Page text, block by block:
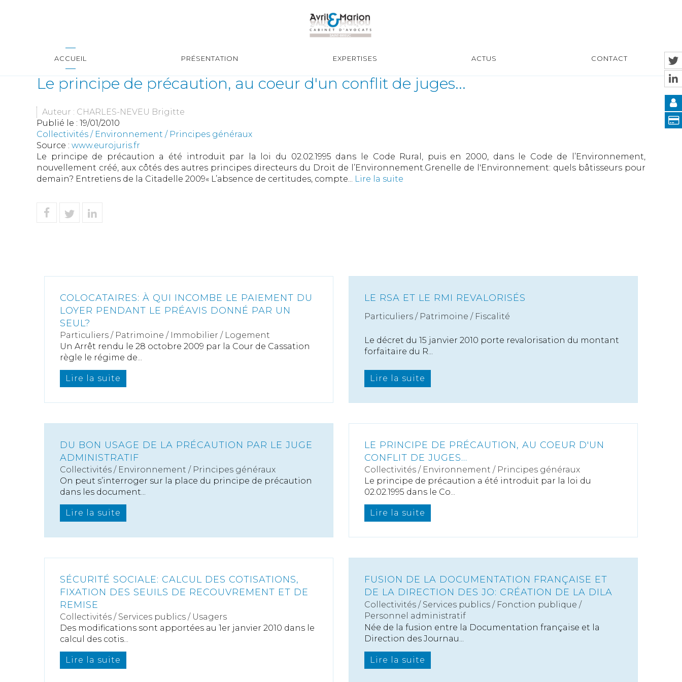
ACCUEIL PRÉSENTATION EXPERTISES ACTUS CONTACT
Le principe de précaution, au coeur d'un conflit de juges...
Auteur : CHARLES-NEVEU Brigitte
Publié le : 19/01/2010
Collectivités / Environnement / Principes généraux
Source : www.eurojuris.fr
Le principe de précaution a été introduit par la loi du 02.02.1995 dans le Code Rural, puis en 2000, dans le Code de l’Environnement,
nouvellement créé, aux côtés des autres principes directeurs du Droit de l’Environnement.Grenelle de l'Environnement: quels bâtisseurs pour
demain? Entretiens de la Citadelle 2009« L’absence de certitudes, compte... Lire la suite
COLOCATAIRES: À QUI INCOMBE LE PAIEMENT DU
LOYER PENDANT LE PRÉAVIS DONNÉ PAR UN
SEUL?
Particuliers / Patrimoine / Immobilier / Logement
Un Arrêt rendu le 28 octobre 2009 par la Cour de Cassation
règle le régime de...
Lire la suite
LE RSA ET LE RMI REVALORISÉS
Particuliers / Patrimoine / Fiscalité
Le décret du 15 janvier 2010 porte revalorisation du montant
forfaitaire du R...
Lire la suite
DU BON USAGE DE LA PRÉCAUTION PAR LE JUGE
ADMINISTRATIF
Collectivités / Environnement / Principes généraux
On peut s’interroger sur la place du principe de précaution
dans les document...
Lire la suite
LE PRINCIPE DE PRÉCAUTION, AU COEUR D'UN
CONFLIT DE JUGES...
Collectivités / Environnement / Principes généraux
Le principe de précaution a été introduit par la loi du
02.02.1995 dans le Co...
Lire la suite
SÉCURITÉ SOCIALE: CALCUL DES COTISATIONS,
FIXATION DES SEUILS DE RECOUVREMENT ET DE
REMISE
Collectivités / Services publics / Usagers
Des modifications sont apportées au 1er janvier 2010 dans le
calcul des cotis...
Lire la suite
FUSION DE LA DOCUMENTATION FRANÇAISE ET
DE LA DIRECTION DES JO: CRÉATION DE LA DILA
Collectivités / Services publics / Fonction publique /
Personnel administratif
Née de la fusion entre la Documentation française et la
Direction des Journau...
Lire la suite